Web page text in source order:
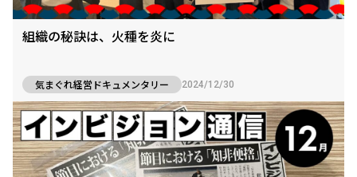
組織の秘訣は、火種を炎に
気まぐれ経営ドキュメンタリー 2024/12/30